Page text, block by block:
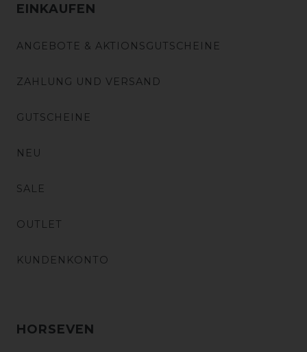
EINKAUFEN
ANGEBOTE & AKTIONSGUTSCHEINE
ZAHLUNG UND VERSAND
GUTSCHEINE
NEU
SALE
OUTLET
KUNDENKONTO
HORSEVEN